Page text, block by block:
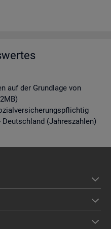
auf der Grundlage von
(Jahreszahlen)